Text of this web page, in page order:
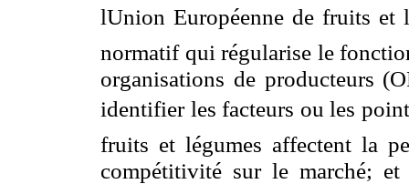
lUnion Européenne de fruits
normatif qui régularise le
organisations de producteurs
identifier les facteurs ou les
fruits et légumes affectent la
compétitivité sur le marché;